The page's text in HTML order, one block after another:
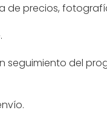
de precios,
seguimiento del